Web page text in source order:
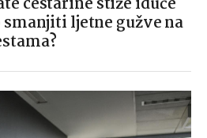
ljetne gužve na